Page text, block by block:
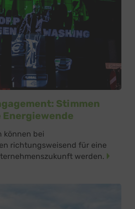
Stimmen
können bei
richtungsweisend für eine
werden.